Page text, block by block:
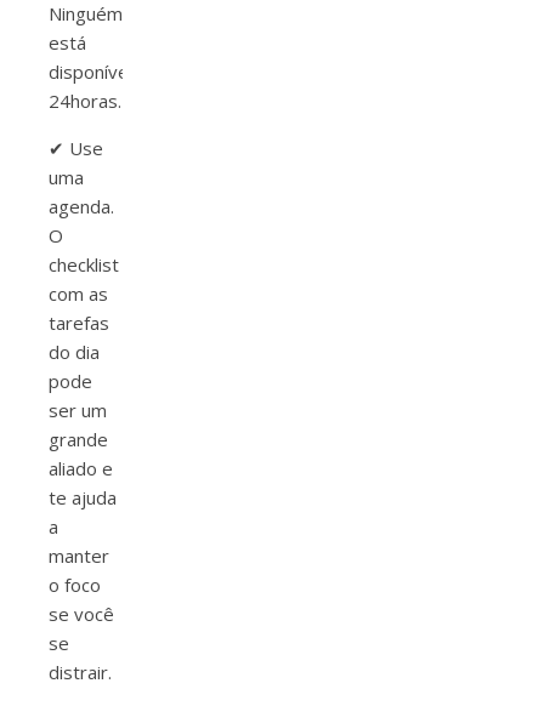
Ninguém
está
disponível
24horas.
✔ Use
uma
agenda.
O
checklist
com as
tarefas
do dia
pode
ser um
grande
aliado e
te ajuda
a
manter
o foco
se você
se
distrair.